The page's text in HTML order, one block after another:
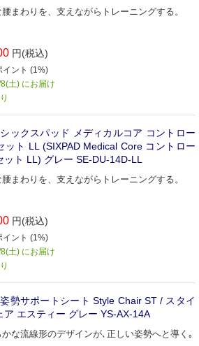
まわりを、支えながらトレーニングする。
円(税込)
イント (1%)
土) にお届け
ックスパッド メディカルコア コントロー
ット LL (SIXPAD Medical Core コントロー
ット LL) グレー SE-DU-14D-LL
まわりを、支えながらトレーニングする。
円(税込)
イント (1%)
土) にお届け
勢サポートシート Style Chair ST / スタイ
ア エスティー グレー YS-AX-14A
かな流線形のデザインが､正しい姿勢へと導く｡